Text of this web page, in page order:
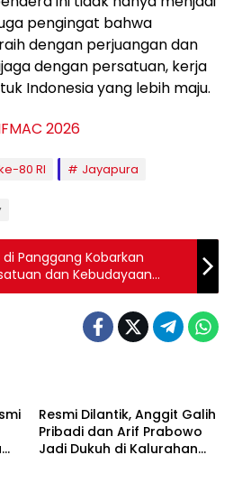
pengingat bahwa
dengan perjuangan dan
dengan persatuan, kerja
Indonesia yang lebih maju.
80 RI Jayapura
Panggang Kobarkan
dan Kebudayaan
80 RI
Resmi Dilantik, Anggit Galih
Pribadi dan Arif Prabowo
Jadi Dukuh di Kalurahan
Berita